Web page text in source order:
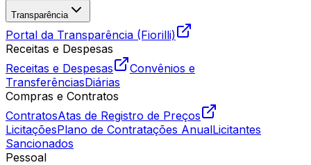
Transparência
Portal da Transparência (Fiorilli)
Receitas e Despesas
Receitas e Despesas
Convênios e
TransferênciasDiárias
Compras e Contratos
ContratosAtas de Registro de Preços
LicitaçõesPlano de Contratações AnualLicitantes
Sancionados
Pessoal